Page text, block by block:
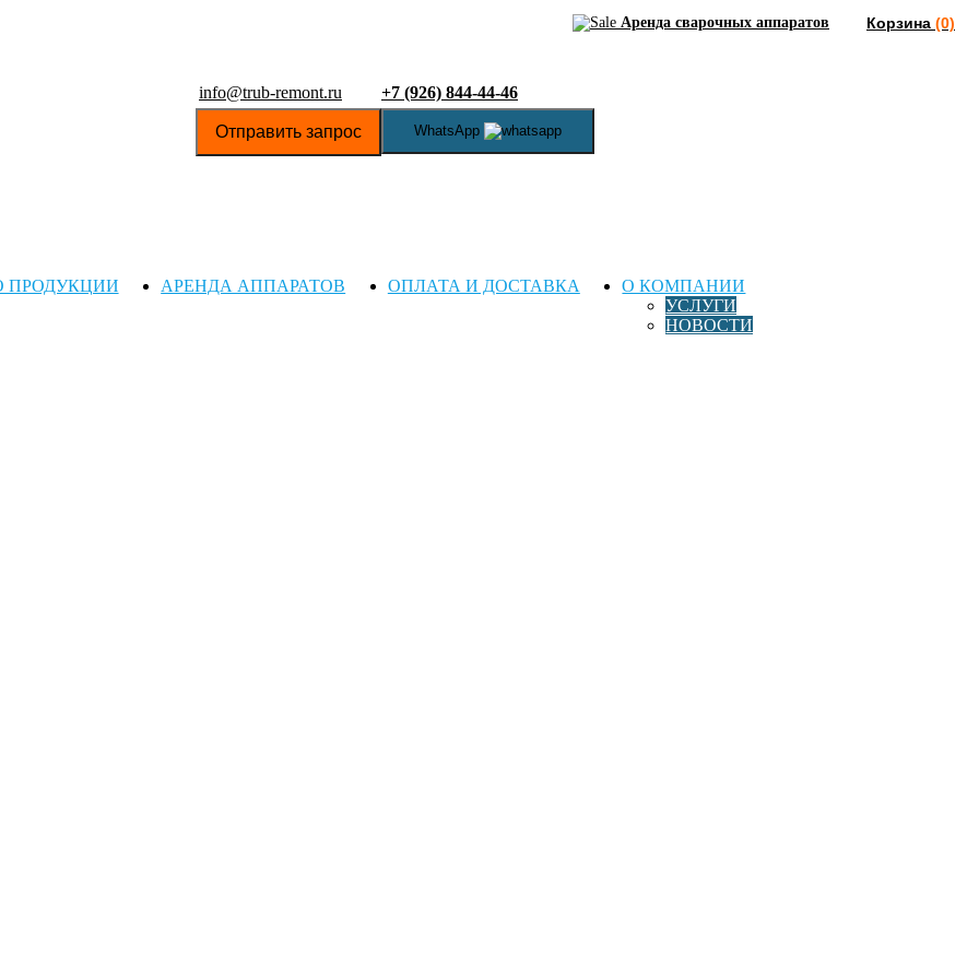
Аренда сварочных аппаратов Корзина (0)
info@trub-remont.ru
Отправить запрос
+7 (926) 844-44-46
WhatsApp
ПРОДУКЦИИ АРЕНДА АППАРАТОВ ОПЛАТА И ДОСТАВКА
О КОМПАНИИ
УСЛУГИ
НОВОСТИ